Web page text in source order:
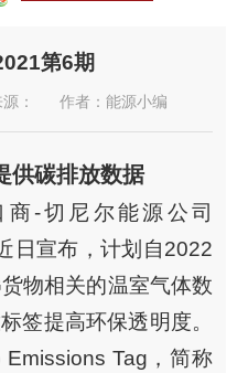
第6期
： 作者：能源小编
供碳排放数据
商-切尼尔能源公司
日宣布，计划自2022
物相关的温室气体数
签提高环保透明度。
Tag，简称